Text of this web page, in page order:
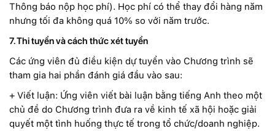
Thông báo nộp học phí). Học phí có thể thay đổi hàng năm
nhưng tối đa không quá 10% so với năm trước.
7. Thi tuyển và cách thức xét tuyển
Các ứng viên đủ điều kiện dự tuyển vào Chương trình sẽ
tham gia hai phần đánh giá đầu vào sau:
+ Viết luận: Ứng viên viết bài luận bằng tiếng Anh theo một
chủ đề do Chương trình đưa ra về kinh tế xã hội hoặc giải
quyết một tình huống thực tế trong tổ chức/doanh nghiệp.